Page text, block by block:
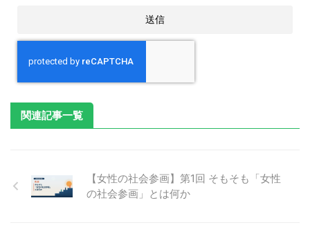
関連記事一覧
【女性の社会参画】第1回 そもそも「女性
の社会参画」とは何か